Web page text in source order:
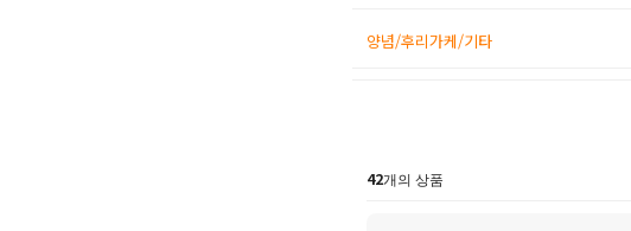
양념/후리가케/기타
42개의 상품